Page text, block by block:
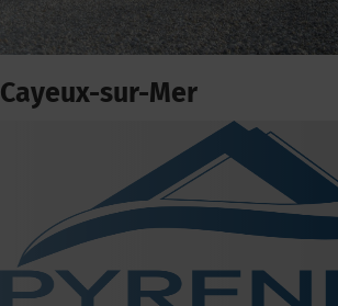
Cayeux-sur-Mer